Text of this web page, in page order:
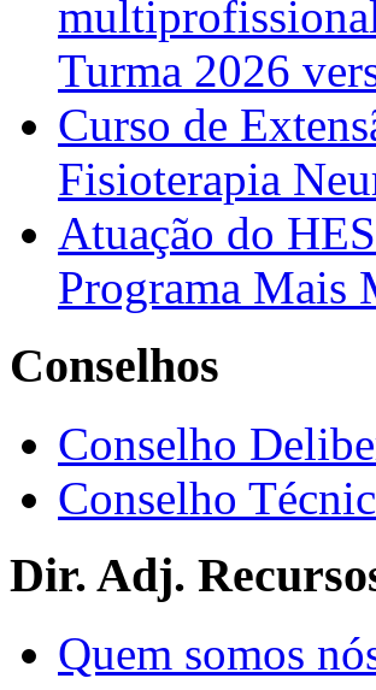
Turma 2026
Curso de
Fisioterapia
Atuação do
Programa Mais
Conselhos
Conselho
Conselho
Dir. Adj.
Quem somos